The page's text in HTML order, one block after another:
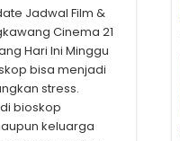
Jadwal Film &
Cinema 21
Hari Ini Minggu
bisa menjadi
stress.
bioskop
keluarga